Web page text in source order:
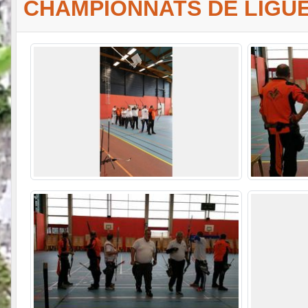
CHAMPIONNATS DE